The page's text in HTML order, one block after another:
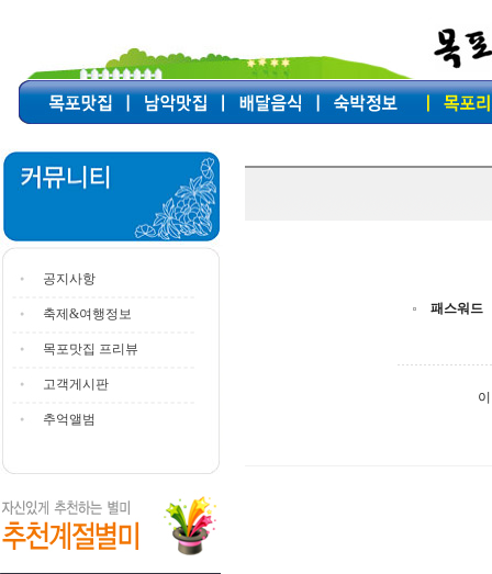
공지사항
축제&여행정보
목포맛집 프리뷰
고객게시판
추억앨범
패스워드